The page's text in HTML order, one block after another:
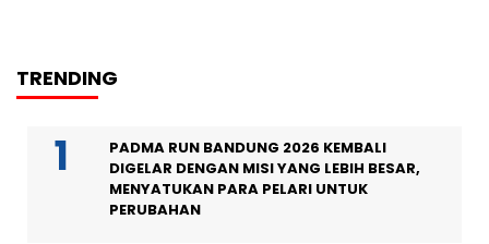
TRENDING
PADMA RUN BANDUNG 2026 KEMBALI
DIGELAR DENGAN MISI YANG LEBIH BESAR,
MENYATUKAN PARA PELARI UNTUK
PERUBAHAN